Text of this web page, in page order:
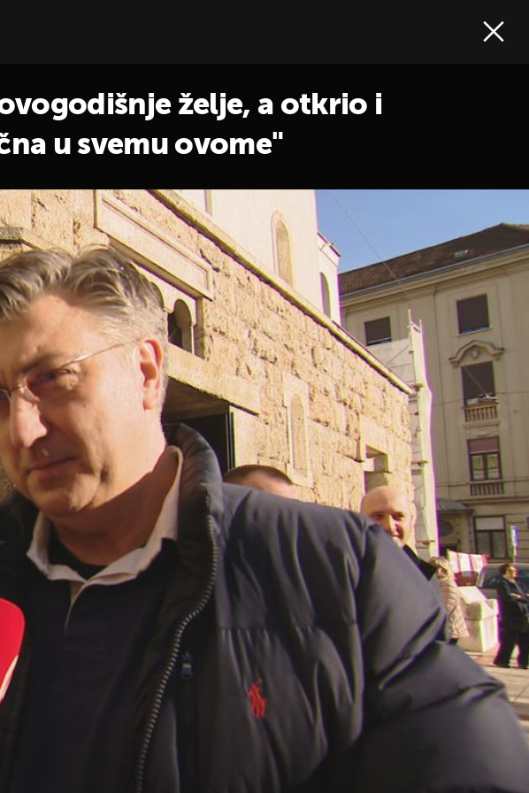
želje, a otkrio i
u svemu ovome"
Drniša: Zaplijenjeno
se prodavali
SNIMKE IZ ZRAKA
FOTO/VIDEO Apokaliptični prizori s Dunava: Zbog
ekstremno niskog vodostaja brodovi ostali nasukani